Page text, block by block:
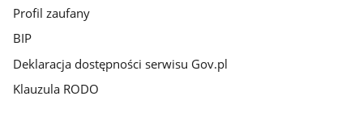
Profil zaufany
BIP
Deklaracja dostępności serwisu Gov.pl
Klauzula RODO